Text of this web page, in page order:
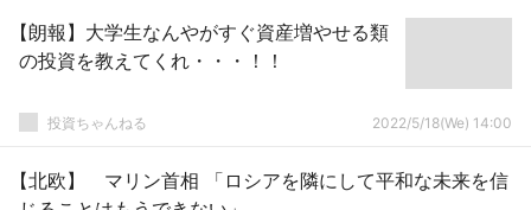
【朗報】大学生なんやがすぐ資産増やせる類
の投資を教えてくれ・・・！！
投資ちゃんねる 2022/5/18(We) 14:00
【北欧】 マリン首相 「ロシアを隣にして平和な未来を信